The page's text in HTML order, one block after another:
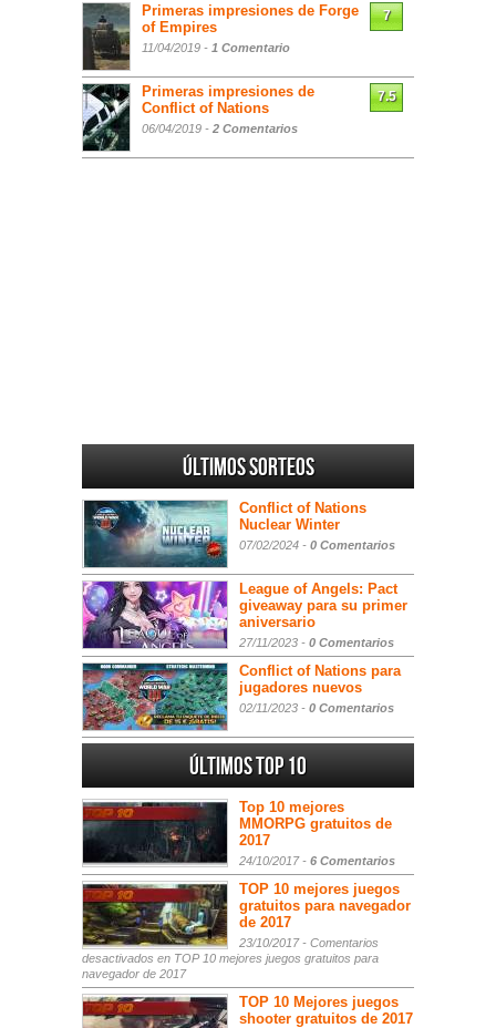
Primeras impresiones de Forge
of Empires
11/04/2019 - 1 Comentario
7
Primeras impresiones de
Conflict of Nations
06/04/2019 - 2 Comentarios
7.5
Últimos sorteos
Conflict of Nations
Nuclear Winter
07/02/2024 - 0 Comentarios
League of Angels: Pact
giveaway para su primer
aniversario
27/11/2023 - 0 Comentarios
Conflict of Nations para
jugadores nuevos
02/11/2023 - 0 Comentarios
Últimos Top 10
Top 10 mejores
MMORPG gratuitos de
2017
24/10/2017 - 6 Comentarios
TOP 10 mejores juegos
gratuitos para navegador
de 2017
23/10/2017 - Comentarios
desactivados en TOP 10 mejores juegos gratuitos para
navegador de 2017
TOP 10 Mejores juegos
shooter gratuitos de 2017